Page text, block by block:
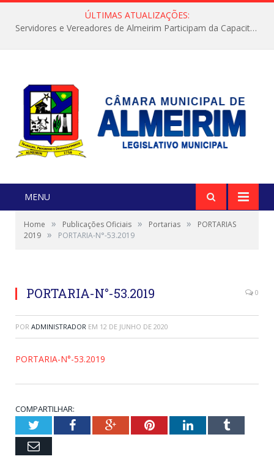
ÚLTIMAS ATUALIZAÇÕES:
Servidores e Vereadores de Almeirim Participam da Capacitação “Orientar é a Nossa Missão”
MENU
Home » Publicações Oficiais » Portarias »
PORTARIAS
2019 » PORTARIA-N°-53.2019
PORTARIA-N°-53.2019 0
POR ADMINISTRADOR EM 12 DE JUNHO DE 2020
PORTARIA-N°-53.2019
COMPARTILHAR:
TwitterFacebookGoogle+PinterestLinkedInTumblr
Email